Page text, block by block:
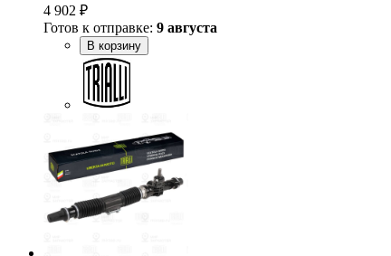
4 902 ₽
Готов к отправке: 9 августа
В корзину